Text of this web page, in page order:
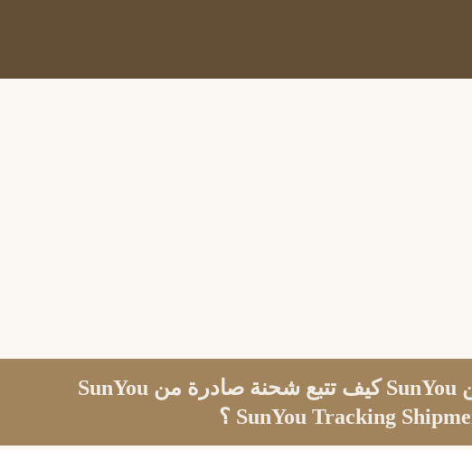
كيف تتبع شحن SunYou كيف تتبع شحنة صادرة من SunYou